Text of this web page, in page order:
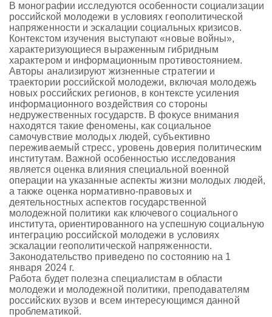
В монографии исследуются особенности социализации
российской молодежи в условиях геополитической
напряженности и эскалации социальных кризисов.
Контекстом изучения выступают «новые войны»,
характеризующиеся выраженным гибридным
характером и информационным противостоянием.
Авторы анализируют жизненные стратегии и
траектории российской молодежи, включая молодежь
новых российских регионов, в контексте усиления
информационного воздействия со стороны
недружественных государств. В фокусе внимания
находятся такие феномены, как социальное
самочувствие молодых людей, субъективно
переживаемый стресс, уровень доверия политическим
институтам. Важной особенностью исследования
является оценка влияния специальной военной
операции на указанные аспекты жизни молодых людей,
а также оценка нормативно-правовых и
деятельностных аспектов государственной
молодежной политики как ключевого социального
института, ориентированного на успешную социальную
интеграцию российской молодежи в условиях
эскалации геополитической напряженности.
Законодательство приведено по состоянию на 1
января 2024 г.
Работа будет полезна специалистам в области
молодежи и молодежной политики, преподавателям
российских вузов и всем интересующимся данной
проблематикой.